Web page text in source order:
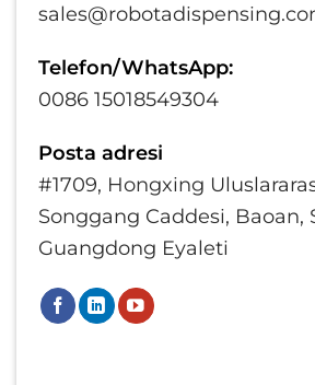
Telefon/WhatsApp:
0086 15018549304
Posta adresi
#1709, Hongxing
Songgang Caddesi, Baoan,
Guangdong Eyaleti